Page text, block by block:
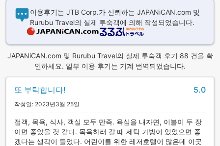
이용후기는 JTB Corp.가 신뢰하는 JAPANiCAN.com 및
Rurubu Travel의 실제 투숙객에 의해 작성되었습니다.
JAPANiCAN.com 및 Rurubu Travel의 실제 투숙객 후기 88 건을 확
인하세요. 일부 이용 후기는 기계 번역되었습니다.
또 부탁합니다! 5.0
작성일: 2023년3월 25일
접객, 목욕, 식사, 객실 모두 만족. 욕심을 내자면, 이불이 두 장
이면 좋았을 것 같다. 목욕하러 갈 때 세탁 가방이 있었으면 좋
겠다는 생각이 들었다. 어린이를 위한 레저호텔이 많은데 이곳